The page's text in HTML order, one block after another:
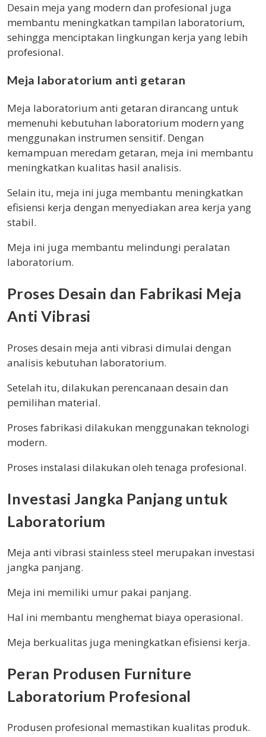
Desain meja yang modern dan profesional juga
membantu meningkatkan tampilan laboratorium,
sehingga menciptakan lingkungan kerja yang lebih
profesional.
Meja laboratorium anti getaran
Meja laboratorium anti getaran dirancang untuk
memenuhi kebutuhan laboratorium modern yang
menggunakan instrumen sensitif. Dengan
kemampuan meredam getaran, meja ini membantu
meningkatkan kualitas hasil analisis.
Selain itu, meja ini juga membantu meningkatkan
efisiensi kerja dengan menyediakan area kerja yang
stabil.
Meja ini juga membantu melindungi peralatan
laboratorium.
Proses Desain dan Fabrikasi Meja
Anti Vibrasi
Proses desain meja anti vibrasi dimulai dengan
analisis kebutuhan laboratorium.
Setelah itu, dilakukan perencanaan desain dan
pemilihan material.
Proses fabrikasi dilakukan menggunakan teknologi
modern.
Proses instalasi dilakukan oleh tenaga profesional.
Investasi Jangka Panjang untuk
Laboratorium
Meja anti vibrasi stainless steel merupakan investasi
jangka panjang.
Meja ini memiliki umur pakai panjang.
Hal ini membantu menghemat biaya operasional.
Meja berkualitas juga meningkatkan efisiensi kerja.
Peran Produsen Furniture
Laboratorium Profesional
Produsen profesional memastikan kualitas produk.